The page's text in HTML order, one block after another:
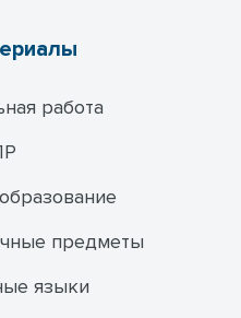
работа
предметы
языки